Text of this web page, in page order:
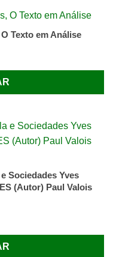
Texto em Análise
Sociedades Yves
(Autor) Paul Valois